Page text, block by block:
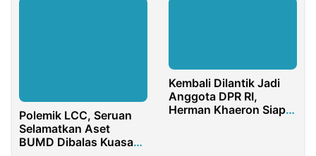
Polemik LCC, Seruan
Selamatkan Aset
BUMD Dibalas Kuasa
Kembali Dilantik Jadi
Anggota DPR RI,
Herman Khaeron Siap